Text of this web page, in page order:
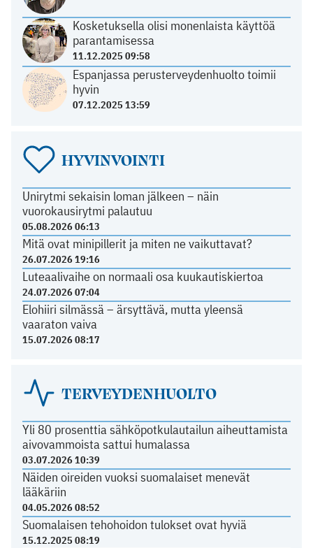
Kosketuksella olisi monenlaista käyttöä
parantamisessa
11.12.2025 09:58
Espanjassa perusterveydenhuolto toimii
hyvin
07.12.2025 13:59
HYVINVOINTI
Unirytmi sekaisin loman jälkeen – näin
vuorokausirytmi palautuu
05.08.2026 06:13
Mitä ovat minipillerit ja miten ne vaikuttavat?
26.07.2026 19:16
Luteaalivaihe on normaali osa kuukautiskiertoa
24.07.2026 07:04
Elohiiri silmässä – ärsyttävä, mutta yleensä
vaaraton vaiva
15.07.2026 08:17
TERVEYDENHUOLTO
Yli 80 prosenttia sähköpotkulautailun aiheuttamista
aivovammoista sattui humalassa
03.07.2026 10:39
Näiden oireiden vuoksi suomalaiset menevät
lääkäriin
04.05.2026 08:52
Suomalaisen tehohoidon tulokset ovat hyviä
15.12.2025 08:19